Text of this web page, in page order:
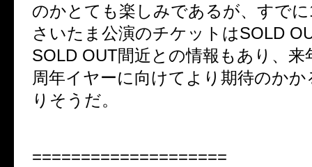
のかとても楽しみであるが、すでに
さいたま公演のチケットはSOLD
SOLD OUT間近との情報もあり、来
周年イヤーに向けてより期待のか
りそうだ。
====================